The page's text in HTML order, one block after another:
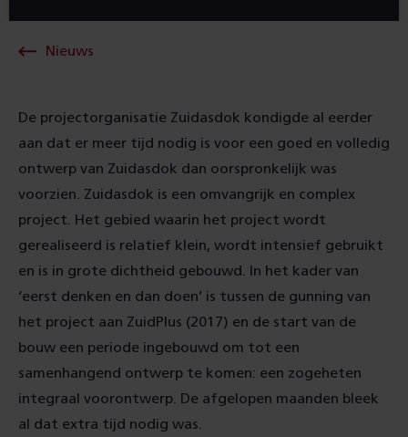
Nieuws
De projectorganisatie Zuidasdok kondigde al eerder
aan dat er meer tijd nodig is voor een goed en volledig
ontwerp van Zuidasdok dan oorspronkelijk was
voorzien. Zuidasdok is een omvangrijk en complex
project. Het gebied waarin het project wordt
gerealiseerd is relatief klein, wordt intensief gebruikt
en is in grote dichtheid gebouwd. In het kader van
‘eerst denken en dan doen’ is tussen de gunning van
het project aan ZuidPlus (2017) en de start van de
bouw een periode ingebouwd om tot een
samenhangend ontwerp te komen: een zogeheten
integraal voorontwerp. De afgelopen maanden bleek
al dat extra tijd nodig was.